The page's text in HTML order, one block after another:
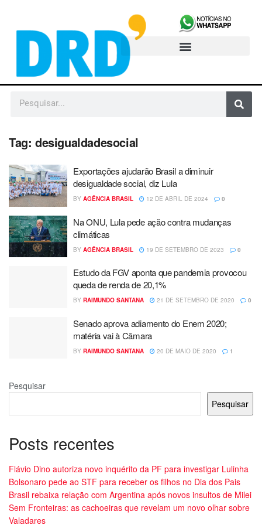
Tag: desigualdadesocial
Exportações ajudarão Brasil a diminuir
desigualdade social, diz Lula
BY AGÊNCIA BRASIL 12 DE ABRIL DE 2024 0
Na ONU, Lula pede ação contra mudanças
climáticas
BY AGÊNCIA BRASIL 19 DE SETEMBRO DE 2023 0
Estudo da FGV aponta que pandemia provocou
queda de renda de 20,1%
BY RAIMUNDO SANTANA 21 DE SETEMBRO DE 2020 0
Senado aprova adiamento do Enem 2020;
matéria vai à Câmara
BY RAIMUNDO SANTANA 20 DE MAIO DE 2020 1
Pesquisar
Pesquisar
Posts recentes
Flávio Dino autoriza novo inquérito da PF para investigar Lulinha
Bolsonaro pede ao STF para receber os filhos no Dia dos Pais
Brasil rebaixa relação com Argentina após novos insultos de Milei
Sem Fronteiras: as cachoeiras que revelam um novo olhar sobre
Valadares